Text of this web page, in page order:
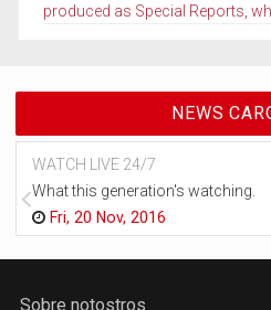
produced as Special Reports,
NEWS
WATCH LIVE 24/7
What this generation's watching.
Fri, 20 Nov, 2016
Sobre notostros